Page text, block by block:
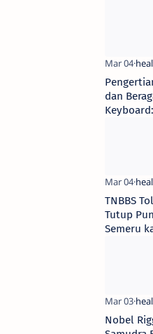
dan
TNBBS
Tutup
Semeru
Nobel